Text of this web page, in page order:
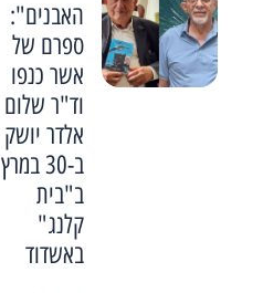
האבנים":
ספרם של
אשר כנפו
וד"ר שלום
אלדר יושק
ב-30 במרץ
ב"בית
קלנג"
באשדוד